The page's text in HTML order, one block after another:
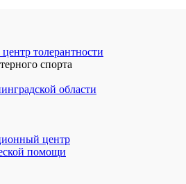
толерантности
спорта
области
центр
помощи